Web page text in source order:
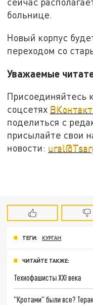
больнице.
Новый корпус
переходом со
Уважаемые
Присоединяйтесь
соцсетях
поделиться с
присылайте свои
новости:
ТЕГИ: КУРГАН
ЧИТАЙТЕ ТАКЖЕ:
Технофашисты XXI века
"Кротами" были все?